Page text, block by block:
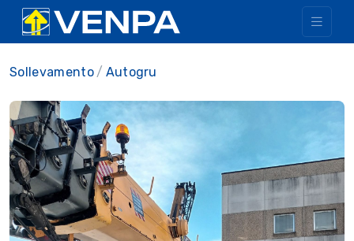
Sollevamento Autogru